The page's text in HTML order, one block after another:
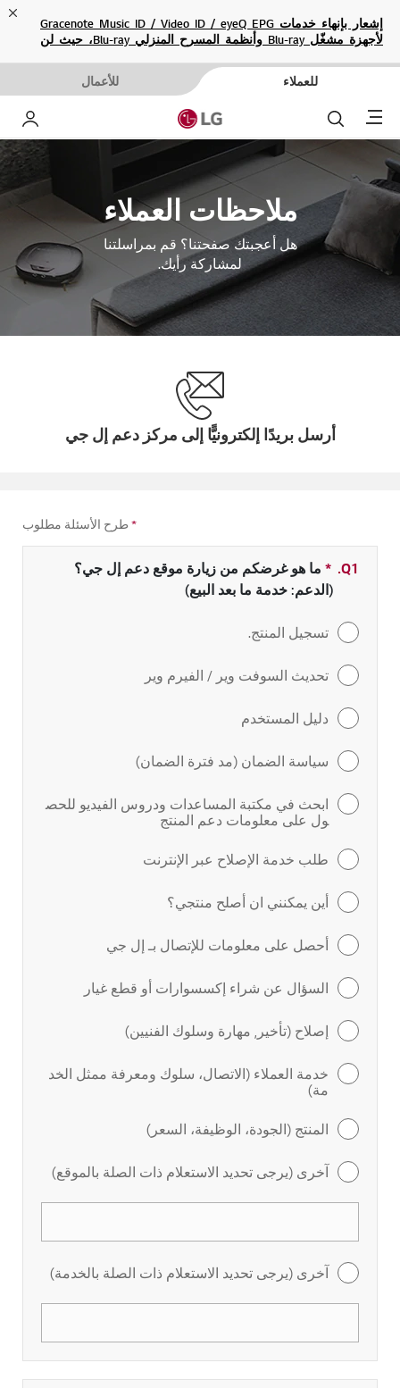
إشعار بإنهاء خدمات Gracenote Music ID / Video ID / eyeQ EPG
لأجهزة مشغّل Blu-ray وأنظمة المسرح المنزلي Blu-ray، حيث لن
للعملاء للأعمال
Menu بحث
ملاحظات العملاء
هل أعجبتك صفحتنا؟ قم بمراسلتنا
لمشاركة رأيك.
أرسل بريدًا إلكترونيًّا إلى مركز دعم إل جي
* طرح الأسئلة مطلوب
Q1.
* حقل مطلوب
ما هو غرضكم من زيارة موقع دعم إل جي؟
(الدعم: خدمة ما بعد البيع)
تسجيل المنتج.
تحديث السوفت وير / الفيرم وير
دليل المستخدم
سياسة الضمان (مد فترة الضمان)
ابحث في مكتبة المساعدات ودروس الفيديو للحص
ول على معلومات دعم المنتج
طلب خدمة الإصلاح عبر الإنترنت
أين يمكنني ان أصلح منتجي؟
أحصل على معلومات للإتصال بـ إل جي
السؤال عن شراء إكسسوارات أو قطع غيار
إصلاح (تأخير, مهارة وسلوك الفنيين)
خدمة العملاء (الاتصال، سلوك ومعرفة ممثل الخد
مة)
المنتج (الجودة، الوظيفة، السعر)
آخرى (يرجى تحديد الاستعلام ذات الصلة بالموقع)
آخرى (يرجى تحديد الاستعلام ذات الصلة بالخدمة)